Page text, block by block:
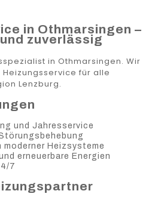
in Othmarsingen –
zuverlässig
in Othmarsingen. Wir
für alle
Lenzburg.
und Jahresservice
Heizsysteme
erneuerbare Energien
7